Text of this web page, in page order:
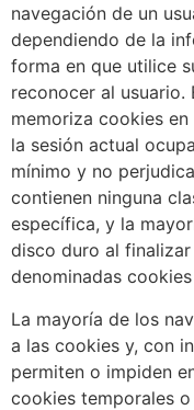
navegación de un
dependiendo de la
forma en que utilice
reconocer al usuario.
memoriza cookies
la sesión actual
mínimo y no
contienen ninguna
específica, y la
disco duro al
denominadas
La mayoría de los
a las cookies y, con
permiten o impiden
cookies temporales